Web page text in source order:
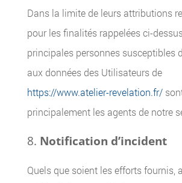
Dans la limite de leurs attributions
pour les finalités rappelées ci-
principales personnes susceptibles
aux données des Utilisateurs de
https://www.atelier-revelation.fr/
principalement les agents de notre
Notification d’incident
Quels que soient les efforts fournis,